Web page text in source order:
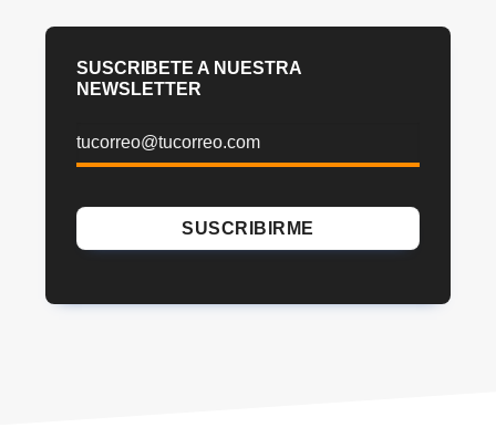
SUSCRIBETE A NUESTRA
NEWSLETTER